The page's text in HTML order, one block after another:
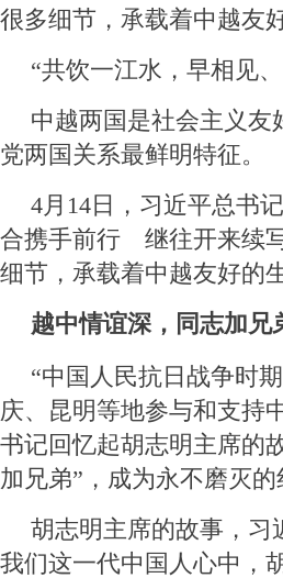
很多细节，承载着中越友
“共饮一江水，早相见
中越两国是社会主义友
党两国关系最鲜明特征。
4月14日，习近平总书
合携手前行 继往开来续
细节，承载着中越友好的
越中情谊深，同志加兄
“中国人民抗日战争时
庆、昆明等地参与和支持
书记回忆起胡志明主席的
加兄弟”，成为永不磨灭的
胡志明主席的故事，习
我们这一代中国人心中，